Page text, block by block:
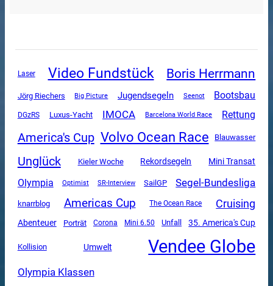
Laser Video Fundstück Boris Herrmann
Jörg Riechers Big Picture Jugendsegeln Seenot Bootsbau
DGzRS Luxus-Yacht IMOCA Barcelona World Race Rettung
America's Cup Volvo Ocean Race Blauwasser
Unglück Kieler Woche Rekordsegeln Mini Transat
Olympia Optimist SR-Interview SailGP Segel-Bundesliga
knarrblog Americas Cup The Ocean Race Cruising
Abenteuer Porträt Corona Mini 6.50 Unfall 35. America's Cup
Kollision Umwelt Vendee Globe
Olympia Klassen